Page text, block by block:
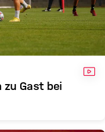
zu Gast bei